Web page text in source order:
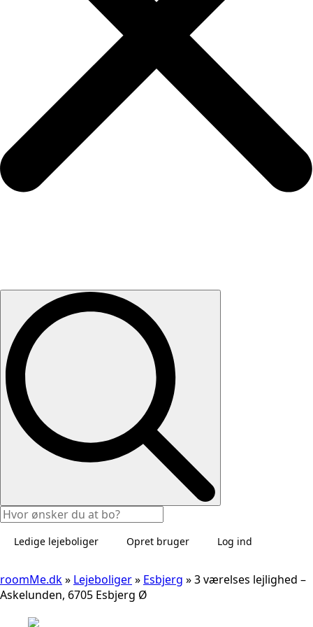
Ledige lejeboliger Opret bruger Log ind
roomMe.dk» Lejeboliger» Esbjerg »3 værelses lejlighed –
Askelunden, 6705 Esbjerg Ø